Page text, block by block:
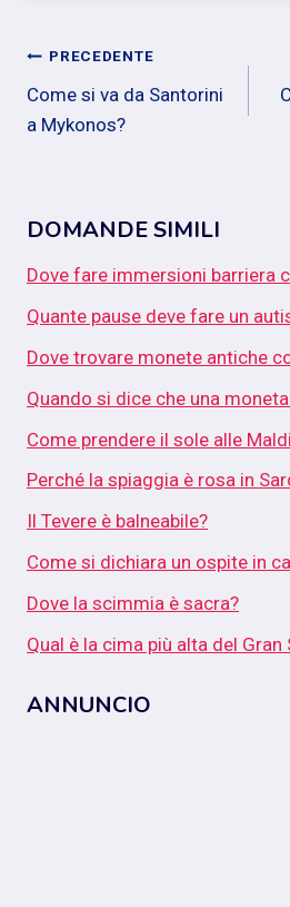
Navigazione
articoli
PRECEDENTE
Come si va da Santorini
a Mykonos?
DOMANDE SIMILI
Dove fare immersioni barriera
Quante pause deve fare un
Dove trovare monete antiche
Quando si dice che una
Come prendere il sole alle
Perché la spiaggia è rosa in
Il Tevere è balneabile?
Come si dichiara un ospite in
Dove la scimmia è sacra?
Qual è la cima più alta del Gran
ANNUNCIO